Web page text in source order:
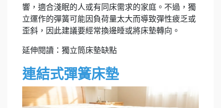
響，適合淺眠的人或有同床需求的家庭。不過，獨
立運作的彈簧可能因負荷量太大而導致彈性疲乏或
歪斜，因此建議要經常換邊睡或將床墊轉向。
延伸閱讀：獨立筒床墊缺點
連結式彈簧床墊